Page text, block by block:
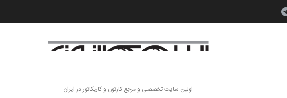
اولین سایت تخصصی و مرجع کارتون و کاریکاتور در ایران